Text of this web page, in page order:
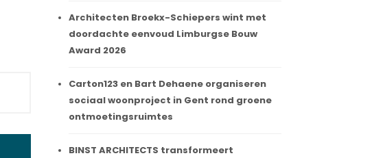
Architecten Broekx-Schiepers wint met
doordachte eenvoud Limburgse Bouw
Award 2026
Carton123 en Bart Dehaene organiseren
sociaal woonproject in Gent rond groene
ontmoetingsruimtes
BINST ARCHITECTS transformeert